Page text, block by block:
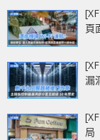
頁
漏
局